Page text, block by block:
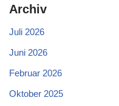
Archiv
Juli 2026
Juni 2026
Februar 2026
Oktober 2025